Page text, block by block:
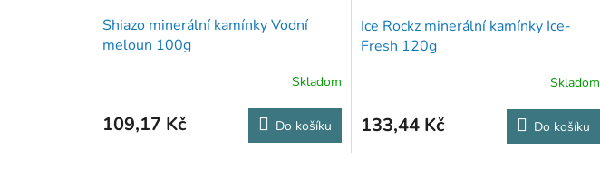
Shiazo minerální kamínky Vodní
meloun 100g
Skladom
109,17 Kč Do košíku
Ice Rockz minerální kamínky Ice-
Fresh 120g
Skladom
133,44 Kč Do košíku